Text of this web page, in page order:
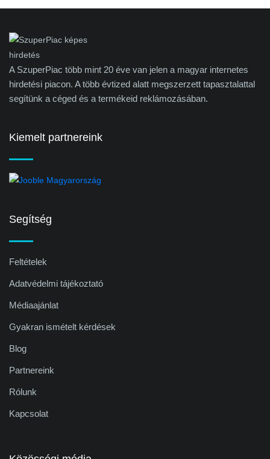
A SzuperPiac több mint 20 éve van jelen a magyar internetes
hirdetési piacon. A több évtized alatt megszerzett tapasztalattal
segítünk a céged és a termékeid reklámozásában.
Kiemelt partnereink
Segítség
Feltételek
Adatvédelmi tájékoztató
Médiaajánlat
Gyakran ismételt kérdések
Blog
Partnereink
Rólunk
Kapcsolat